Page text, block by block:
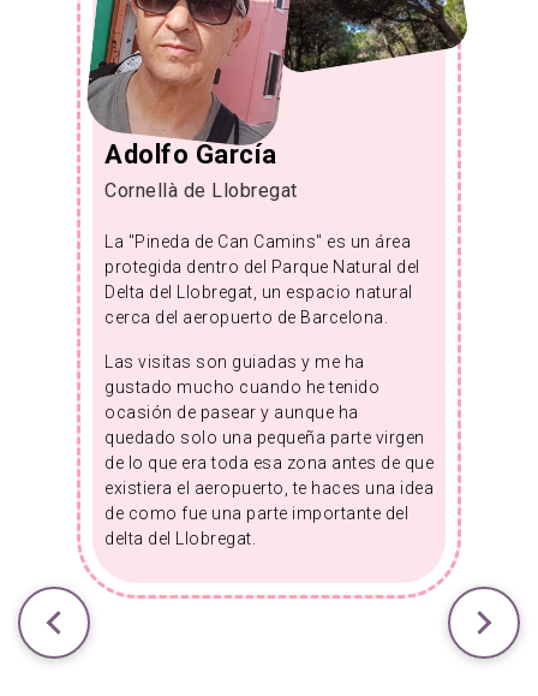
Adolfo García
Cornellà de Llobregat
La "Pineda de Can Camins" es un área
protegida dentro del Parque Natural del
Delta del Llobregat, un espacio natural
cerca del aeropuerto de Barcelona.
Las visitas son guiadas y me ha
gustado mucho cuando he tenido
ocasión de pasear y aunque ha
quedado solo una pequeña parte virgen
de lo que era toda esa zona antes de que
existiera el aeropuerto, te haces una idea
de como fue una parte importante del
delta del Llobregat.